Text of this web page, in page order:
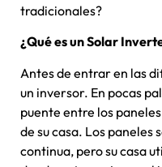
tradicionales?
¿Qué es un Solar
Antes de entrar en las
un inversor. En pocas
puente entre los
de su casa. Los
continua, pero su casa